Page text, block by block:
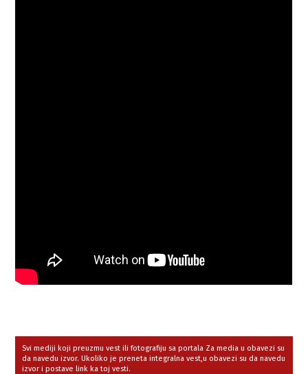
Svi mediji koji preuzmu vest ili fotografiju sa portala Za media u obavezi su
da navedu izvor. Ukoliko je preneta integralna vest,u obavezi su da navedu
izvor i postave link ka toj vesti.